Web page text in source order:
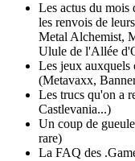
Les actus du mois
les renvois de
Metal Alchemist,
Ulule de l'Allée
Les jeux auxquels
(Metavaxx,
Les trucs qu'on a
Castlevania...)
Un coup de
rare)
La FAQ des